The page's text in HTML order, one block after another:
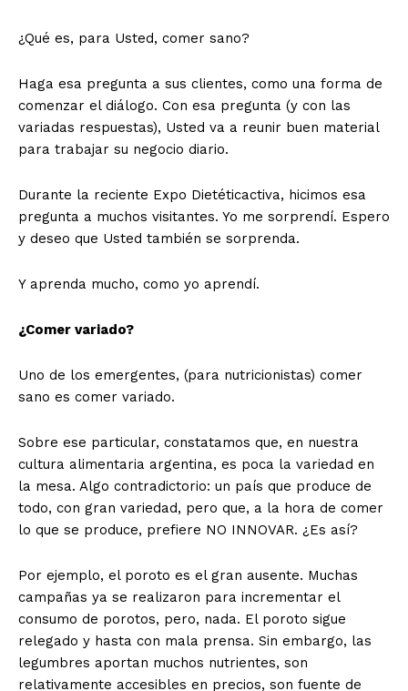
¿Qué es, para Usted, comer sano?
Haga esa pregunta a sus clientes, como una forma de
comenzar el diálogo. Con esa pregunta (y con las
variadas respuestas), Usted va a reunir buen material
para trabajar su negocio diario.
Durante la reciente Expo Dietéticactiva, hicimos esa
pregunta a muchos visitantes. Yo me sorprendí. Espero
y deseo que Usted también se sorprenda.
Y aprenda mucho, como yo aprendí.
¿Comer variado?
Uno de los emergentes, (para nutricionistas) comer
sano es comer variado.
Sobre ese particular, constatamos que, en nuestra
cultura alimentaria argentina, es poca la variedad en
la mesa. Algo contradictorio: un país que produce de
todo, con gran variedad, pero que, a la hora de comer
lo que se produce, prefiere NO INNOVAR. ¿Es así?
Por ejemplo, el poroto es el gran ausente. Muchas
campañas ya se realizaron para incrementar el
consumo de porotos, pero, nada. El poroto sigue
relegado y hasta con mala prensa. Sin embargo, las
legumbres aportan muchos nutrientes, son
relativamente accesibles en precios, son fuente de